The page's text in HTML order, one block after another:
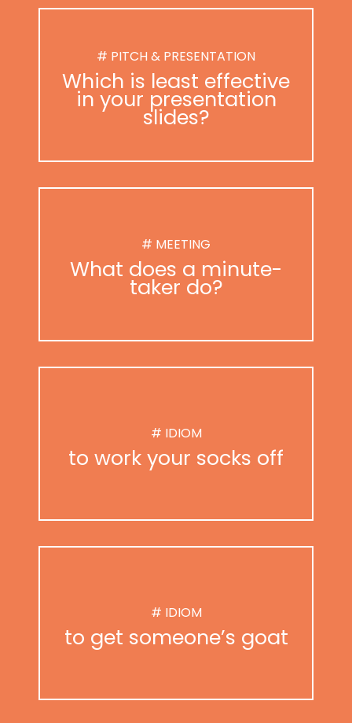
# PITCH & PRESENTATION
Which is least effective
in your presentation
slides?
# MEETING
What does a minute-
taker do?
# IDIOM
to work your socks off
# IDIOM
to get someone’s goat